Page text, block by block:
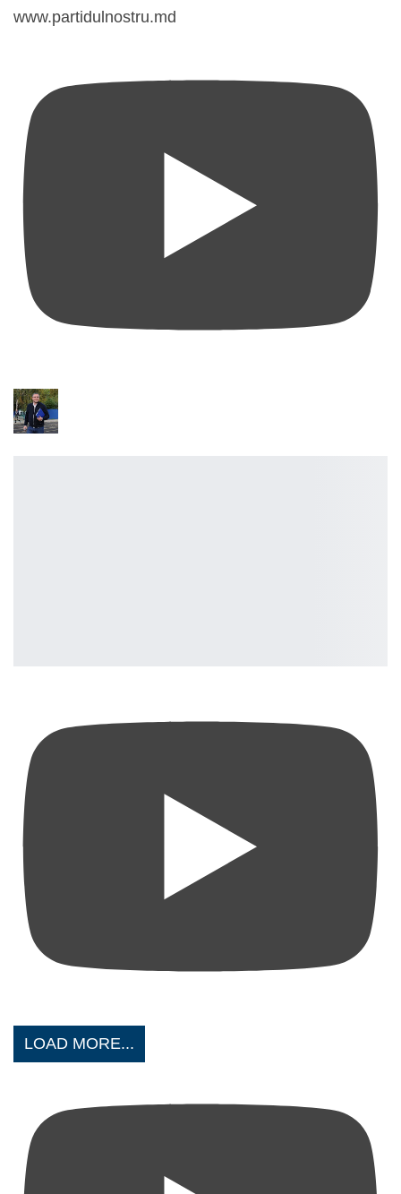
www.partidulnostru.md
LOAD MORE...